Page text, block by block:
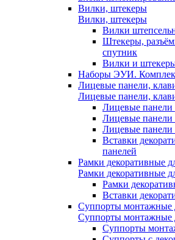
Вилки, штекеры
Вилки, штекеры
Вилки
Штекеры,
спутник
Вилки и
Наборы ЭУИ.
Лицевые панели,
Лицевые панели,
Лицевые панели
Лицевые панели
Лицевые панели
Вставки
панелей
Рамки декоративные
Рамки декоративные
Рамки
Вставки
Суппорты
Суппорты
Суппорты